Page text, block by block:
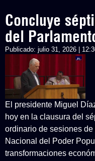
Concluye
del
Publicado: julio 31, 2026 |
El presidente Miguel
hoy en la clausura del
ordinario de sesiones de
Nacional del Poder
transformaciones